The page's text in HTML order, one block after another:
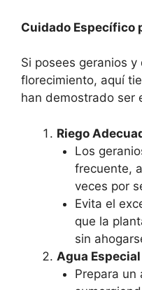
Cuidado Específico
Si posees geranios
florecimiento, aquí
han demostrado ser
Riego
Los
frecuente,
veces por
Evita el
que la
sin
Agua
Prepara un